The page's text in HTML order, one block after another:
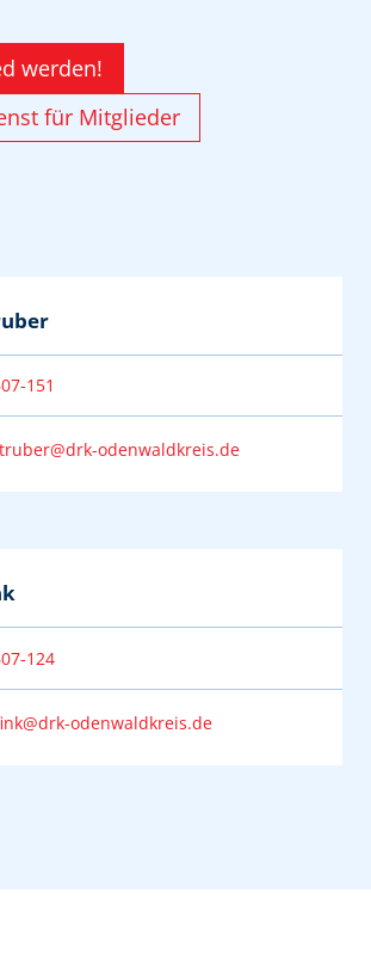
werden!
für Mitglieder
151
odenwaldkreis.de
124
odenwaldkreis.de